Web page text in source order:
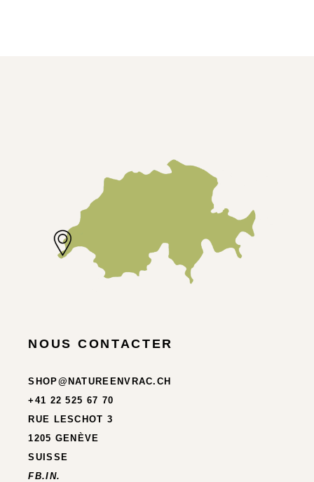
NOUS CONTACTER
SHOP@NATUREENVRAC.CH
+41 22 525 67 70
RUE LESCHOT 3
1205 GENÈVE
SUISSE
FB.IN.